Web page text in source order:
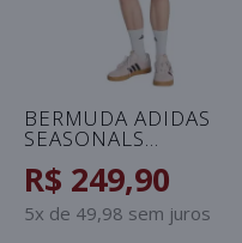
BERMUDA ADIDAS
SEASONALS
R$ 249,90
5x de 49,98 sem juros